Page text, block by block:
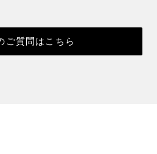
ご質問はこちら